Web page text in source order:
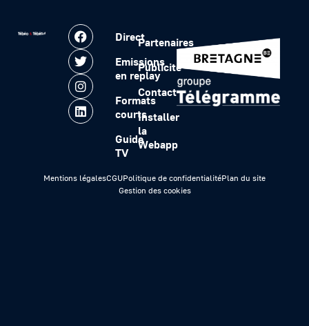
Direct
Emissions
en replay
Formats
courts
Guide
TV
Partenaires
Publicité
Contact
Installer
la
Webapp
Mentions légalesCGUPolitique de confidentialitéPlan du site
Gestion des cookies